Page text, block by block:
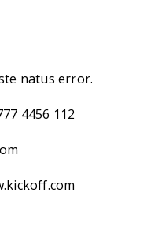
natus error.
4456 112